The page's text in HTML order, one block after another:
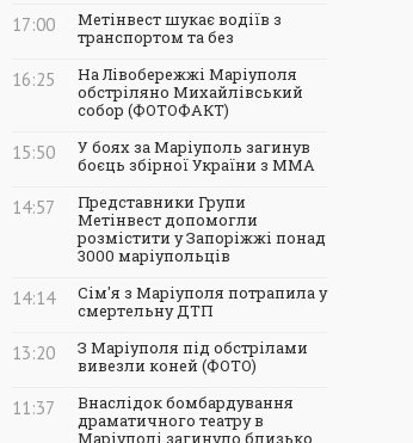
17:00
Метінвест шукає водіїв з
транспортом та без
16:25
На Лівобережжі Маріуполя
обстріляно Михайлівський
собор (ФОТОФАКТ)
15:50
У боях за Маріуполь загинув
боєць збірної України з ММА
14:57
Представники Групи
Метінвест допомогли
розмістити у Запоріжжі понад
3000 маріупольців
14:14
Сім'я з Маріуполя потрапила у
смертельну ДТП
13:20
З Маріуполя під обстрілами
вивезли коней (ФОТО)
11:37
Внаслідок бомбардування
драматичного театру в
Маріуполі загинуло близько